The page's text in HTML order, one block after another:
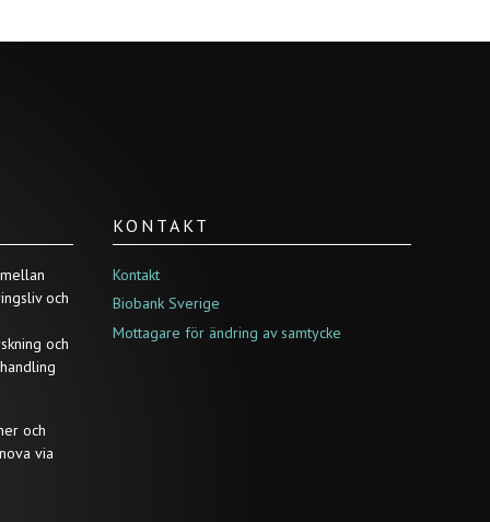
och
och
och
via
KONTAKT
Kontakt
Biobank Sverige
Mottagare för ändring av samtycke